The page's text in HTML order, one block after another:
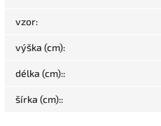
vzor:
výška (cm):
délka (cm)::
šírka (cm)::